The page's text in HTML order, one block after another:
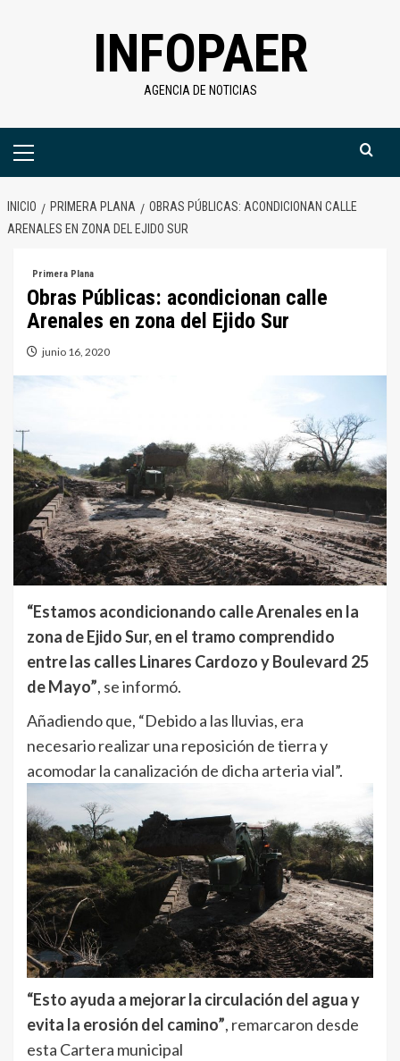
INFOPAER
AGENCIA DE NOTICIAS
Menú
INICIO PRIMERA PLANA
OBRAS PÚBLICAS: ACONDICIONAN CALLE
ARENALES EN ZONA DEL EJIDO SUR
Primera Plana
Obras Públicas: acondicionan calle
Arenales en zona del Ejido Sur
junio 16, 2020
“Estamos acondicionando calle Arenales en la
zona de Ejido Sur, en el tramo comprendido
entre las calles Linares Cardozo y Boulevard 25
de Mayo”, se informó.
Añadiendo que, “Debido a las lluvias, era
necesario realizar una reposición de tierra y
acomodar la canalización de dicha arteria vial”.
“Esto ayuda a mejorar la circulación del agua y
evita la erosión del camino”, remarcaron desde
esta Cartera municipal